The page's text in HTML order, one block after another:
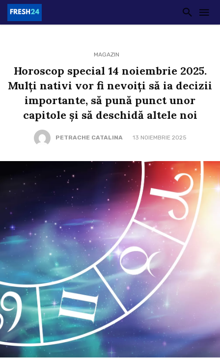
MAGAZIN
Horoscop special 14 noiembrie 2025.
Mulți nativi vor fi nevoiți să ia decizii
importante, să pună punct unor
capitole și să deschidă altele noi
PETRACHE CATALINA 13 NOIEMBRIE 2025